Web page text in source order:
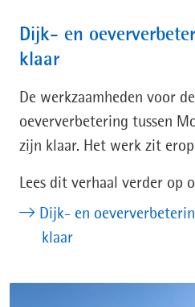
toegestaan
of
geweigerd.
Dijk- en
klaar
De werkzaamheden voor
oeververbetering tussen
zijn klaar. Het werk zit
Lees dit verhaal verder op
Dijk- en
klaar